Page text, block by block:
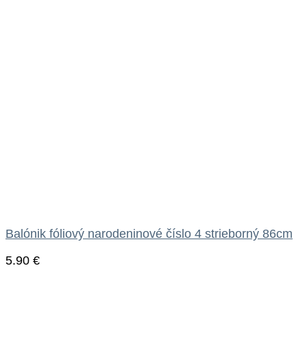
Balónik fóliový narodeninové číslo 4 strieborný 86cm
5.90 €